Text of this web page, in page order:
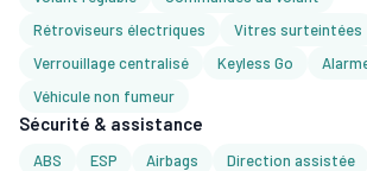
Rétroviseurs électriques
Vitres surteintées
Verrouillage centralisé
Keyless Go
Véhicule non fumeur
Sécurité & assistance
ABS ESP Airbags Direction assistée